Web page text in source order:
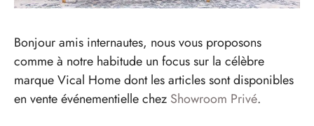
Bonjour amis internautes, nous vous proposons
comme à notre habitude un focus sur la célèbre
marque Vical Home dont les articles sont disponibles
en vente événementielle chez Showroom Privé.